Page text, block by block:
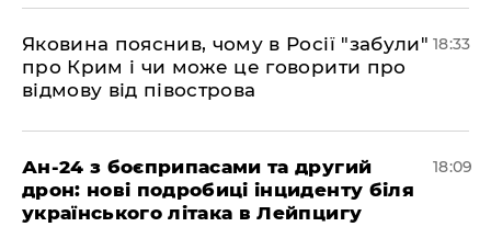
​Яковина пояснив, чому в Росії "забули"
про Крим і чи може це говорити про
відмову від півострова
18:33
​Ан-24 з боєприпасами та другий
дрон: нові подробиці інциденту біля
українського літака в Лейпцигу
18:09